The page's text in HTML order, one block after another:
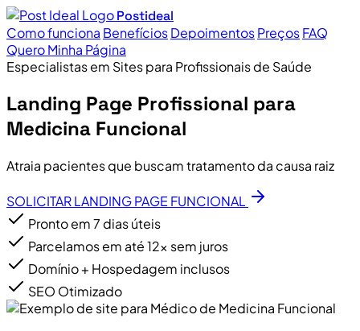
Postideal
Como funciona BenefíciosDepoimentosPreçosFAQ
Quero Minha Página
Especialistas em Sites para Profissionais de Saúde
Landing Page Profissional para
Medicina Funcional
Atraia pacientes que buscam tratamento da causa raiz
SOLICITAR LANDING PAGE FUNCIONAL
Pronto em 7 dias úteis
Parcelamos em até 12x sem juros
Domínio + Hospedagem inclusos
SEO Otimizado